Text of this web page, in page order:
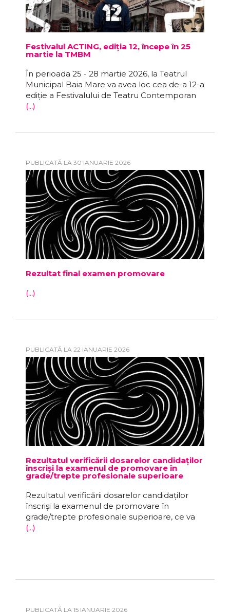
Festivalul ACTING, ediția 12, începe în 25
martie la TMBM
În perioada 25 - 28 martie 2026, la Teatrul
Municipal Baia Mare va avea loc cea de-a 12-a
ediție a Festivalului de Teatru Contemporan
(...)
PUBLICATĂ LA 30 IANUARIE 2026
Rezultat final examen promovare
(...)
PUBLICATĂ LA 22 IANUARIE 2026
Rezultatul verificării dosarelor candidaților
înscriși la examenul de promovare în
grade/trepte profesionale superioare
Rezultatul verificării dosarelor candidaților
înscriși la examenul de promovare în
grade/trepte profesionale superioare, ce va
(...)
PUBLICATĂ LA 15 IANUARIE 2026